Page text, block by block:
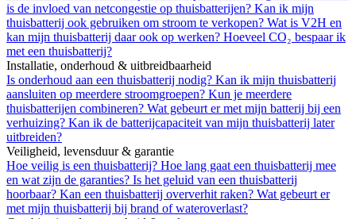
is de invloed van netcongestie op thuisbatterijen? Kan ik mijn
thuisbatterij ook gebruiken om stroom te verkopen? Wat is V2H en
kan mijn thuisbatterij daar ook op werken? Hoeveel CO₂ bespaar ik
met een thuisbatterij?
Installatie, onderhoud & uitbreidbaarheid
Is onderhoud aan een thuisbatterij nodig? Kan ik mijn thuisbatterij
aansluiten op meerdere stroomgroepen? Kun je meerdere
thuisbatterijen combineren? Wat gebeurt er met mijn batterij bij een
verhuizing? Kan ik de batterijcapaciteit van mijn thuisbatterij later
uitbreiden?
Veiligheid, levensduur & garantie
Hoe veilig is een thuisbatterij? Hoe lang gaat een thuisbatterij mee
en wat zijn de garanties? Is het geluid van een thuisbatterij
hoorbaar? Kan een thuisbatterij oververhit raken? Wat gebeurt er
met mijn thuisbatterij bij brand of wateroverlast?